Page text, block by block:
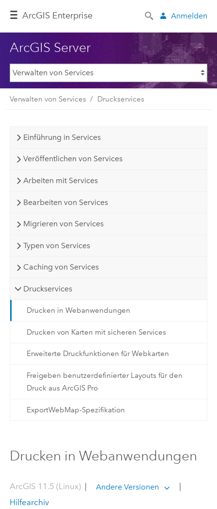
ArcGIS Enterprise Anmelden
ArcGIS Server
Verwalten von Services Druckservices
Einführung in Services
Veröffentlichen von Services
Arbeiten mit Services
Bearbeiten von Services
Migrieren von Services
Typen von Services
Caching von Services
Druckservices
Drucken in Webanwendungen
Drucken von Karten mit sicheren Services
Erweiterte Druckfunktionen für Webkarten
Freigeben benutzerdefinierter Layouts für den
Druck aus ArcGIS Pro
ExportWebMap-Spezifikation
Drucken in Webanwendungen
ArcGIS 11.5 (Linux)| Andere Versionen
Hilfearchiv